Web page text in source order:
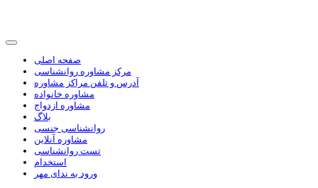
صفحه اصلی
مرکز مشاوره روانشناسی
آدرس و تلفن مراکز مشاوره
مشاوره خانواده
مشاوره ازدواج
بلاگ
روانشناسی جنسی
مشاوره آنلاین
تست روانشناسی
استخدام
ورود به ندای مهر